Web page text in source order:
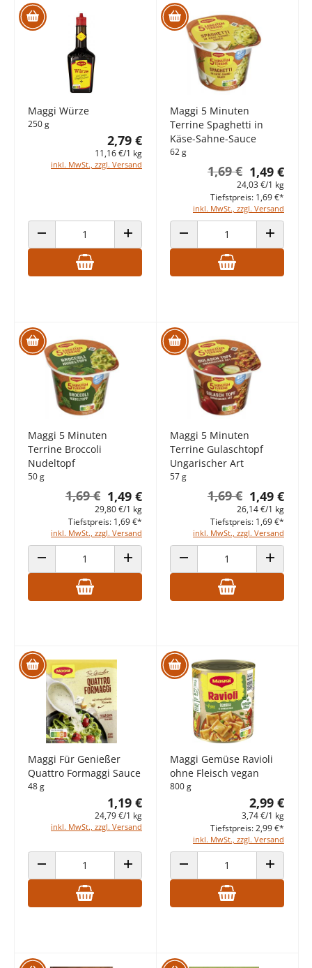
Maggi Würze
250 g
2,79 €
11,16 €/1 kg
inkl. MwSt., zzgl. Versand
ANZAHL VERRINGERN ANZAHL ERHÖHEN
Maggi 5 Minuten
Terrine Spaghetti in
Käse-Sahne-Sauce
62 g
1,49 €
1,69 €
24,03 €/1 kg
inkl. MwSt., zzgl. Versand
Tiefstpreis: 1,69 €*
ANZAHL VERRINGERN ANZAHL
Maggi 5 Minuten
Terrine Broccoli
Nudeltopf
50 g
1,49 €
1,69 €
29,80 €/1 kg
inkl. MwSt., zzgl. Versand
Tiefstpreis: 1,69 €*
ANZAHL VERRINGERN ANZAHL ERHÖHEN
Maggi 5 Minuten
Terrine Gulaschtopf
Ungarischer Art
57 g
1,49 €
1,69 €
26,14 €/1 kg
inkl. MwSt., zzgl. Versand
Tiefstpreis: 1,69 €*
ANZAHL VERRINGERN ANZAHL
Maggi Für Genießer
Quattro Formaggi Sauce
48 g
1,19 €
24,79 €/1 kg
inkl. MwSt., zzgl. Versand
ANZAHL VERRINGERN ANZAHL ERHÖHEN
Maggi Gemüse Ravioli
ohne Fleisch vegan
800 g
2,99 €
3,74 €/1 kg
inkl. MwSt., zzgl. Versand
Tiefstpreis: 2,99 €*
ANZAHL VERRINGERN ANZAHL